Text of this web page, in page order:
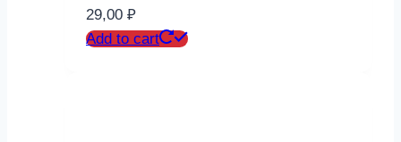
29,00 ₽
Add to cart